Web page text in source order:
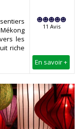
11 Avis
En savoir +
les
riche